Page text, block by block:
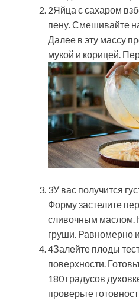
2Яйца с сахаром
пену. Смешивайте
Далее в эту массу
мукой и корицей.
3У вас получится
Форму застелите
сливочным
груши. Равномерно
4Залейте плоды
поверхности.
180 градусов
проверьте